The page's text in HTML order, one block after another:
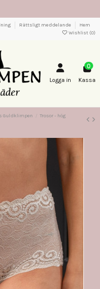
Rättsligt meddelande
Hem
Wishlist (0)
Logga in
0
Kassa
Guldklimpen
Trosor - hög